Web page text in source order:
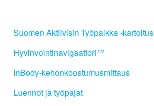
Suomen Aktiivisin Työpaikka -kartoitus
Hyvinvointinavigaattori™
InBody-kehonkoostumusmittaus
Luennot ja työpajat